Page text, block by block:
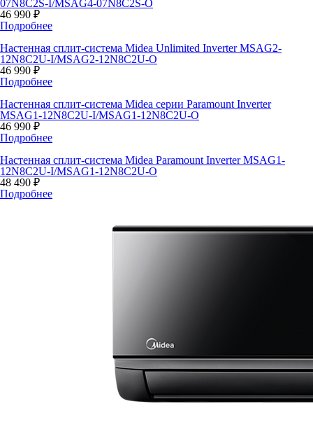
07N8C2S-I/MSAG4-07N8C2S-O
46 990 ₽
Подробнее
Настенная сплит-система Midea Unlimited Inverter MSAG2-
12N8C2U-I/MSAG2-12N8C2U-O
46 990 ₽
Подробнее
Настенная сплит-система Midea серии Paramount Inverter
MSAG1-12N8C2U-I/MSAG1-12N8C2U-O
46 990 ₽
Подробнее
Настенная сплит-система Midea Paramount Inverter MSAG1-
12N8C2U-I/MSAG1-12N8C2U-O
48 490 ₽
Подробнее